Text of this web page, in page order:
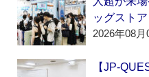
ッグスト
2026年08
【JP-